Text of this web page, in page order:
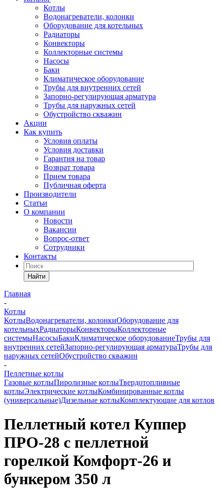
Котлы
Водонагреватели, колонки
Оборудование для котельных
Радиаторы
Конвекторы
Коллекторные системы
Насосы
Баки
Климатическое оборудование
Трубы для внутренних сетей
Запорно-регулирующая арматура
Трубы для наружных сетей
Обустройство скважин
Акции
Как купить
Условия оплаты
Условия доставки
Гарантия на товар
Возврат товара
Прием товара
Публичная оферта
Производители
Статьи
О компании
Новости
Вакансии
Вопрос-ответ
Сотрудники
Контакты
Найти
Главная
-
Котлы
КотлыВодонагреватели, колонкиОборудование для
котельныхРадиаторыКонвекторыКоллекторные
системыНасосыБакиКлиматическое оборудованиеТрубы для
внутренних сетейЗапорно-регулирующая арматураТрубы для
наружных сетейОбустройство скважин
-
Пеллетные котлы
Газовые котлыПиролизные котлыТвердотопливные
котлыЭлектрические котлыКомбинированные котлы
(универсальные)Дизельные котлыКомплектующие для котлов
Пеллетный котел Куппер
ПРО-28 с пеллетной
горелкой Комфорт-26 и
бункером 350 л